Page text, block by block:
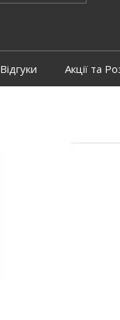
Відгуки Акції та